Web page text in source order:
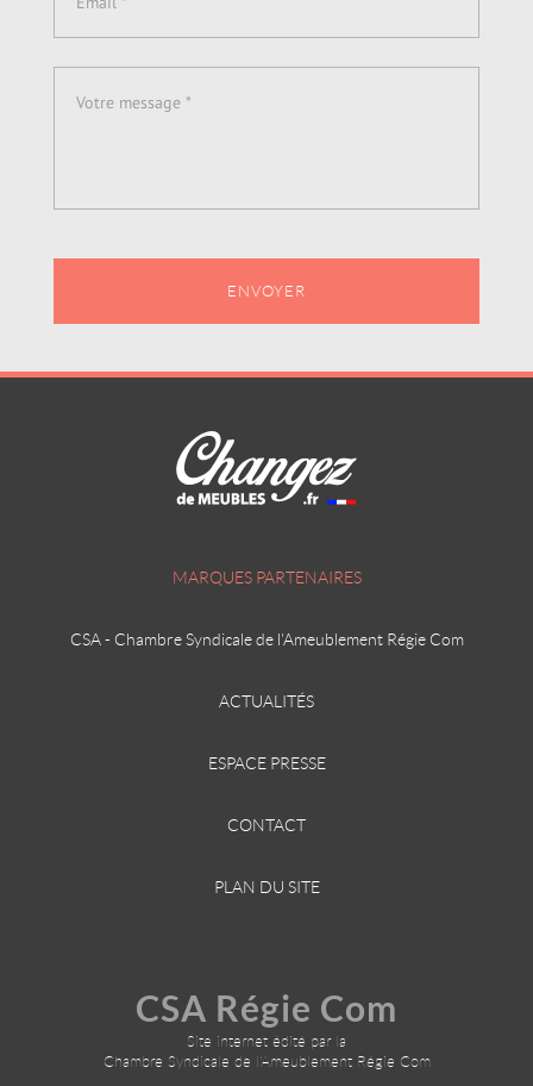
MARQUES PARTENAIRES
CSA - Chambre Syndicale de l'Ameublement Régie Com
ACTUALITÉS
ESPACE PRESSE
CONTACT
PLAN DU SITE
CSA Régie Com
Site internet édité par la
Chambre Syndicale de l'Ameublement Régie Com